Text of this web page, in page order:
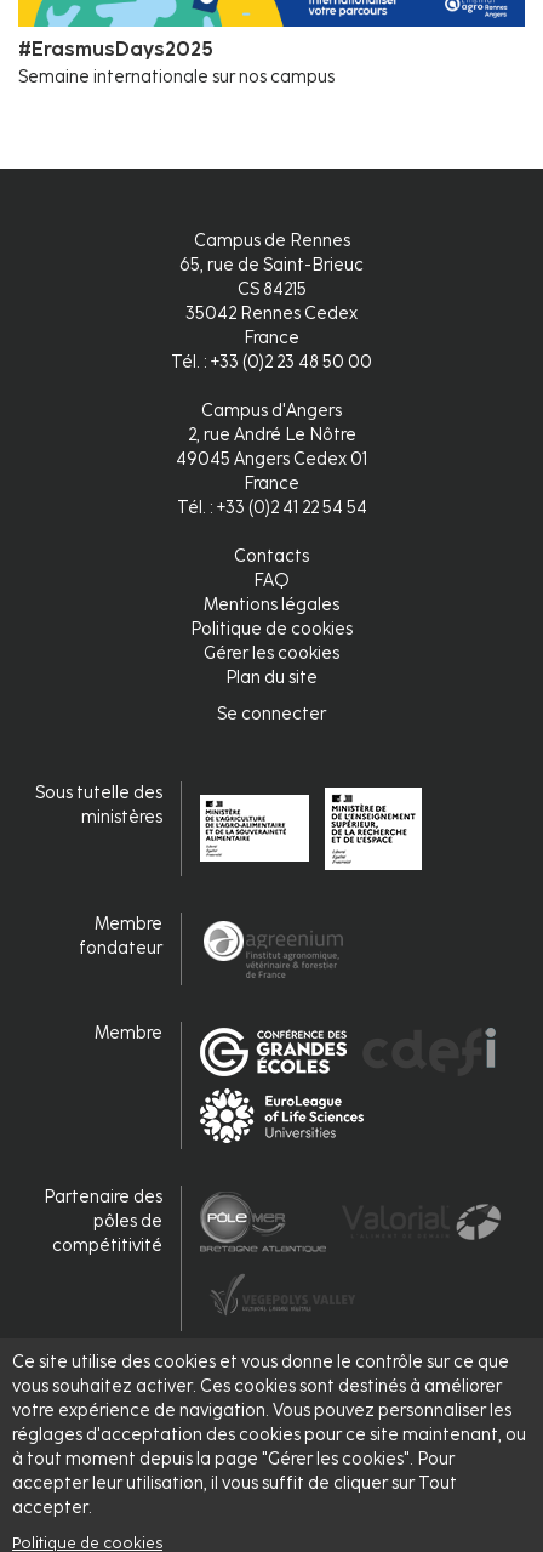
Ce site utilise des cookies et vous donne le contrôle sur ce que
vous souhaitez activer. Ces cookies sont destinés à améliorer
votre expérience de navigation. Vous pouvez personnaliser les
réglages d'acceptation des cookies pour ce site maintenant, ou
à tout moment depuis la page "Gérer les cookies". Pour
accepter leur utilisation, il vous suffit de cliquer sur Tout
accepter.
Politique de cookies
#ErasmusDays2025
Semaine internationale sur nos campus
Campus de Rennes
65, rue de Saint-Brieuc
CS 84215
35042 Rennes Cedex
France
Tél. : +33 (0)2 23 48 50 00
Campus d'Angers
2, rue André Le Nôtre
49045 Angers Cedex 01
France
Tél. : +33 (0)2 41 22 54 54
Contacts
FAQ
Mentions légales
Politique de cookies
Gérer les cookies
Plan du site
Se connecter
Sous tutelle des
ministères
Membre
fondateur
Membre
Partenaire des
pôles de
compétitivité
Accrédité,
labellisé